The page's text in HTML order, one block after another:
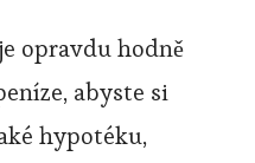
opravdu hodně
abyste si
hypotéku,